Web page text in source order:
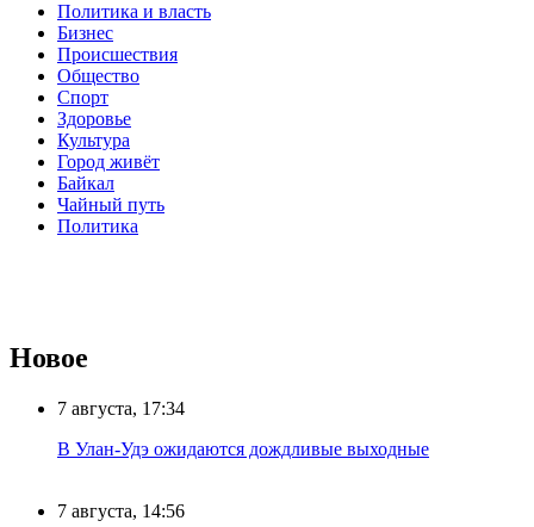
Политика и власть
Бизнес
Происшествия
Общество
Cпорт
Здоровье
Культура
Город живёт
Байкал
Чайный путь
Политика
Новое
7 августа, 17:34
В Улан-Удэ ожидаются дождливые выходные
7 августа, 14:56